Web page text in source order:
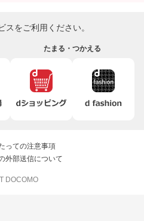
スをご利用ください。
たまる・つかえる
っての注意事項
外部送信について
DOCOMO